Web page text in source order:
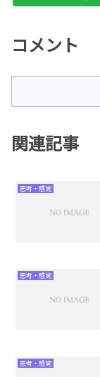
コメント
関連記事
思考・感覚
思考・感覚
思考・感覚